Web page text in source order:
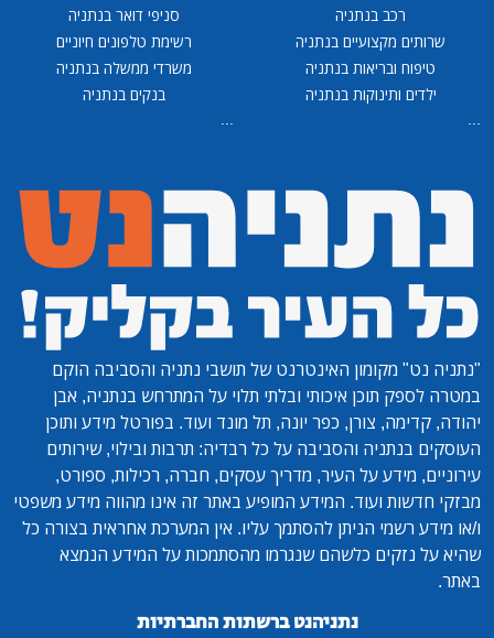
רכב בנתניה
שרותים מקצועיים בנתניה
טיפוח ובריאות בנתניה
ילדים ותינוקות בנתניה
סניפי דואר בנתניה
רשימת טלפונים חיוניים
משרדי ממשלה בנתניה
בנקים בנתניה
"נתניה נט" מקומון האינטרנט של תושבי נתניה והסביבה הוקם
במטרה לספק תוכן איכותי ובלתי תלוי על המתרחש בנתניה, אבן
יהודה, קדימה, צורן, כפר יונה, תל מונד ועוד. בפורטל מידע ותוכן
העוסקים בנתניה והסביבה על כל רבדיה: תרבות ובילוי, שירותים
עירוניים, מידע על העיר, מדריך עסקים, חברה, רכילות, ספורט,
מבזקי חדשות ועוד. המידע המופיע באתר זה אינו מהווה מידע משפטי
ו/או מידע רשמי הניתן להסתמך עליו. אין המערכת אחראית בצורה כל
שהיא על נזקים כלשהם שנגרמו מהסתמכות על המידע הנמצא
באתר.
נתניהנט ברשתות החברתיות